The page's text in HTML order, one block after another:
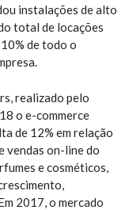
instalações de alto
total de locações
de todo o
realizado pelo
o e-commerce
de 12% em relação
vendas on-line do
e cosméticos,
2017, o mercado